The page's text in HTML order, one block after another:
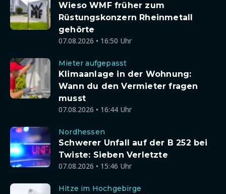
Wieso WMF früher zum
Rüstungskonzern Rheinmetall
gehörte
07.08.2026 • 16:50 Uhr
Mieter aufgepasst
Klimaanlage in der Wohnung:
Wann du den Vermieter fragen
musst
07.08.2026 • 16:44 Uhr
Nordhessen
Schwerer Unfall auf der B 252 bei
Twiste: Sieben Verletzte
07.08.2026 • 15:46 Uhr
Hitze im Hochgebirge